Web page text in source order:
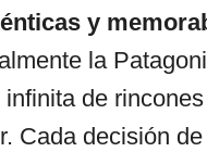
y
la
infinita de
Cada decisión